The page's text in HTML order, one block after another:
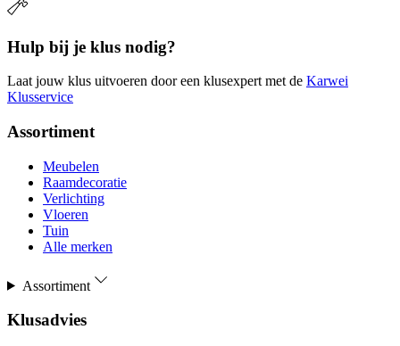
Hulp bij je klus nodig?
Laat jouw klus uitvoeren door een klusexpert met de Karwei
Klusservice
Assortiment
Meubelen
Raamdecoratie
Verlichting
Vloeren
Tuin
Alle merken
Assortiment
Klusadvies